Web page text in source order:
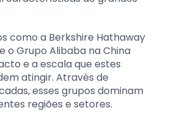
como a Berkshire Hathaway
o Grupo Alibaba na China
e a escala que estes
atingir. Através de
esses grupos dominam
regiões e setores.